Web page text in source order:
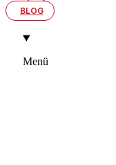
BLOG
Menü